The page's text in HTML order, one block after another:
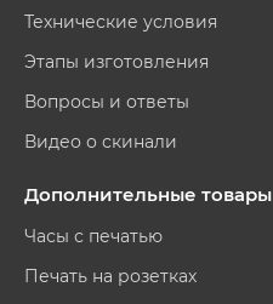
Технические условия
Этапы изготовления
Вопросы и ответы
Видео о скинали
Дополнительные товары
Часы с печатью
Печать на розетках